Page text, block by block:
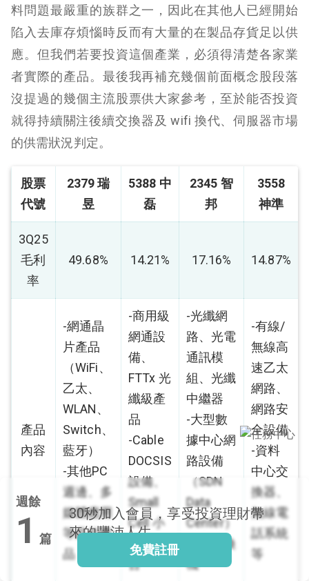
料問題最嚴重的族群之一，因此在其他人已經開始
陷入去庫存煩惱時反而有大量的在製品存貨足以供
應。但我們若要投資這個產業，必須得清楚各家業
者實際的產品。最後我再補充幾個前面概念股段落
沒提過的幾個主流股票供大家參考，至於能否投資
就得持續關注後續交換器及 wifi 換代、伺服器市場
的供需狀況判定。
股票
代號
2379 瑞
昱
5388 中
磊
2345 智
邦
3558
神準
3Q25
毛利
率
49.68% 14.21% 17.16% 14.87%
產品
內容
-網通晶
片產品
（WiFi、
乙太、
WLAN、
Switch、
藍牙）
-其他PC
週邊、多
媒體應用
等晶片產
品
-商用級
網通設
備、
FTTx 光
纖級產
品
-Cable
DOCSIS
設備、
Small
Cell 小
型基地
台
-光纖網
路、光電
通訊模
組、光纖
中繼器
-大型數
據中心網
路設備
（SDN
Data
Center）
包括交換
機
-有線/
無線高
速乙太
網路、
網路安
全設備
-資料
中心交
換器、
無線電
話系統
等
週餘
1 篇
30秒加入會員，享受投資理財帶
來的豐沛人生
免費註冊
閱讀文章，天天賺
獎勵
登入股感會員，閱讀
任一文章
出國就缺這咖？股
家！
登記抽北歐小刺蝟 20
吋上掀行李箱